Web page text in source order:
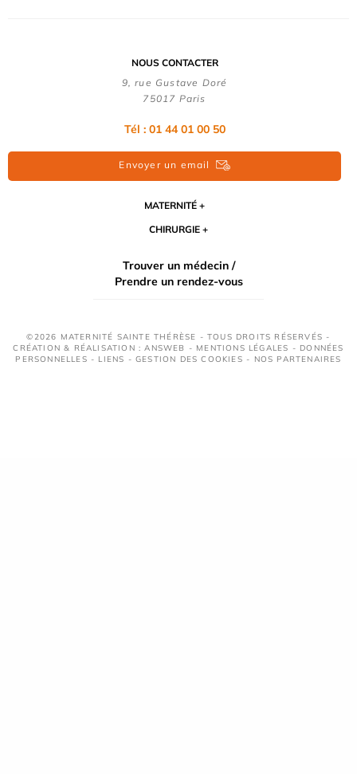
NOUS CONTACTER
9, rue Gustave Doré
75017 Paris
Tél : 01 44 01 00 50
Envoyer un email
MATERNITÉ
CHIRURGIE
Trouver un médecin /
Prendre un rendez-vous
©2026 MATERNITÉ SAINTE THÉRÈSE - TOUS DROITS RÉSERVÉS -
CRÉATION & RÉALISATION : ANSWEB - MENTIONS LÉGALES - DONNÉES
PERSONNELLES - LIENS -GESTION DES COOKIES - NOS PARTENAIRES